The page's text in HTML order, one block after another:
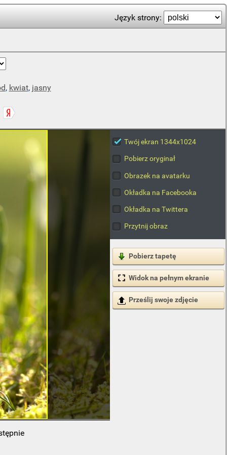
Język strony:
, kwiat, jasny
Twój ekran 1344x1024
Pobierz oryginał
Obrazek na avatarku
Okładka na Facebooka
Okładka na Twittera
Przytnij obraz
Pobierz tapetę
Widok na pełnym ekranie
Prześlij swoje zdjęcie